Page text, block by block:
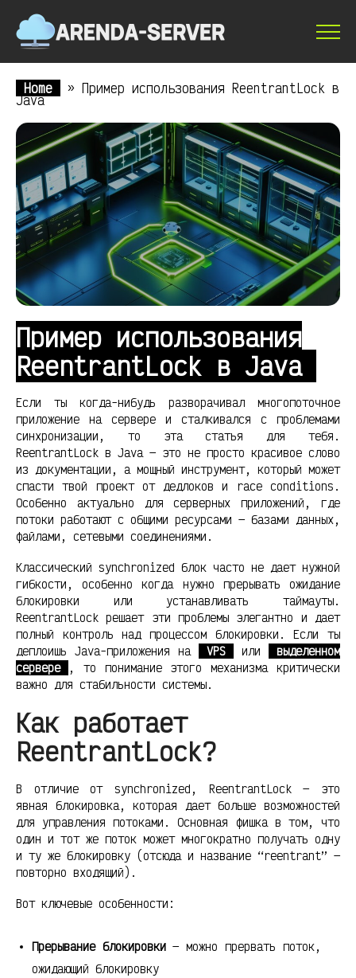
Home » Пример использования ReentrantLock в
Java
Пример использования
ReentrantLock в Java
Если ты когда-нибудь разворачивал многопоточное
приложение на сервере и сталкивался с проблемами
синхронизации, то эта статья для тебя.
ReentrantLock в Java — это не просто красивое слово
из документации, а мощный инструмент, который может
спасти твой проект от дедлоков и race conditions.
Особенно актуально для серверных приложений, где
потоки работают с общими ресурсами — базами данных,
файлами, сетевыми соединениями.
Классический synchronized блок часто не дает нужной
гибкости, особенно когда нужно прерывать ожидание
блокировки или устанавливать таймауты.
ReentrantLock решает эти проблемы элегантно и дает
полный контроль над процессом блокировки. Если ты
деплоишь Java-приложения на
VPS или
выделенном
сервере
, то понимание этого механизма критически
важно для стабильности системы.
Как работает
ReentrantLock?
В отличие от synchronized, ReentrantLock — это
явная блокировка, которая дает больше возможностей
для управления потоками. Основная фишка в том, что
один и тот же поток может многократно получать одну
и ту же блокировку (отсюда и название “reentrant” —
повторно входящий).
Вот ключевые особенности:
Прерывание блокировки— можно прервать поток,
ожидающий блокировку